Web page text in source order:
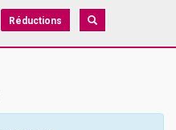
Réductions